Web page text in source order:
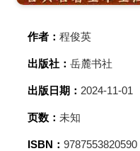
作者： 程俊英
出版社： 岳麓书社
出版日期： 2024-11-01
页数： 未知
ISBN： 9787553820590